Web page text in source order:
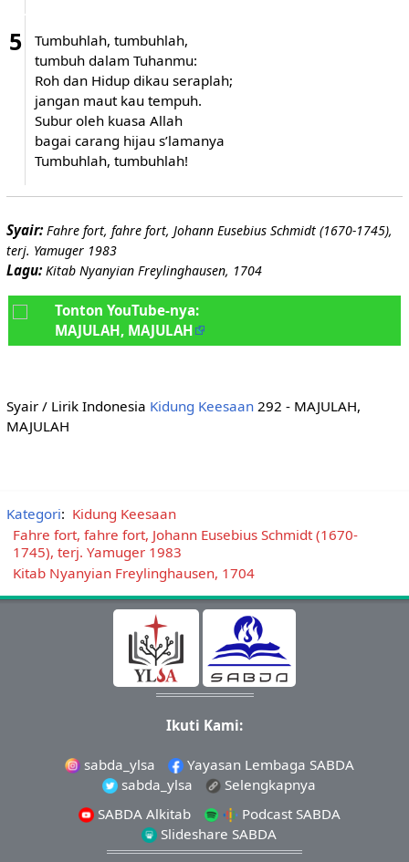
5
Tumbuhlah, tumbuhlah,
tumbuh dalam Tuhanmu:
Roh dan Hidup dikau seraplah;
jangan maut kau tempuh.
Subur oleh kuasa Allah
bagai carang hijau s’lamanya
Tumbuhlah, tumbuhlah!
Syair: Fahre fort, fahre fort, Johann Eusebius Schmidt (1670-1745),
terj. Yamuger 1983
Lagu: Kitab Nyanyian Freylinghausen, 1704
Tonton YouTube-nya:
MAJULAH, MAJULAH
Syair / Lirik Indonesia Kidung Keesaan292 - MAJULAH,
MAJULAH
Kategori: Kidung Keesaan
Fahre fort, fahre fort, Johann Eusebius Schmidt (1670-
1745), terj. Yamuger 1983
Kitab Nyanyian Freylinghausen, 1704
Ikuti Kami:
sabda_ylsa
Yayasan Lembaga SABDA
sabda_ylsa
Selengkapnya
SABDA Alkitab
Podcast SABDA
Slideshare SABDA